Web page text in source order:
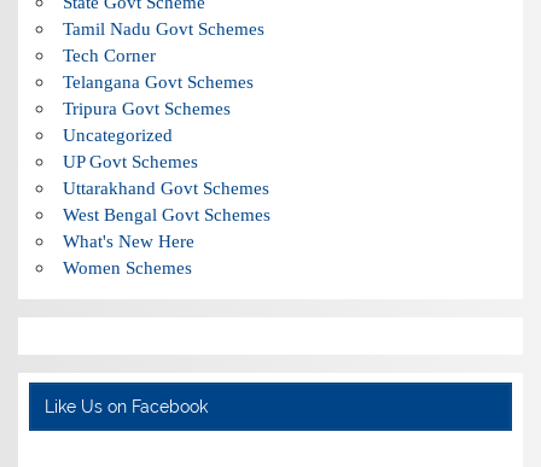
Tamil Nadu Govt Schemes
Tech Corner
Telangana Govt Schemes
Tripura Govt Schemes
Uncategorized
UP Govt Schemes
Uttarakhand Govt Schemes
West Bengal Govt Schemes
What's New Here
Women Schemes
Like Us on Facebook